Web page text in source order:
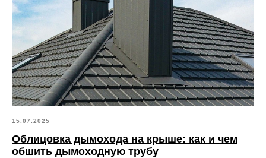
15.07.2025
Облицовка дымохода на крыше: как и чем
обшить дымоходную трубу